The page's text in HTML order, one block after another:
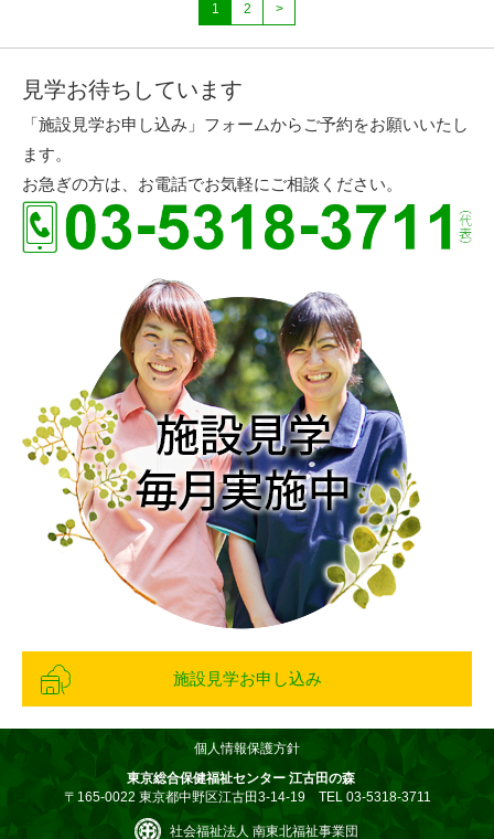
1 2 >
見学お待ちしています
「施設見学お申し込み」フォームからご予約をお願いいたし
ます。
お急ぎの方は、お電話でお気軽にご相談ください。
施設見学お申し込み
個人情報保護方針
東京総合保健福祉センター 江古田の森
〒165-0022 東京都中野区江古田3-14-19 TEL 03-5318-3711
社会福祉法人 南東北福祉事業団